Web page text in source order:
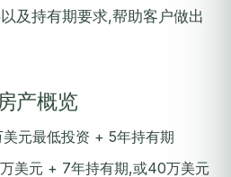
及持有期要求,帮助客户做出
产概览
美元最低投资 + 5年持有期
美元 + 7年持有期,或40万美元